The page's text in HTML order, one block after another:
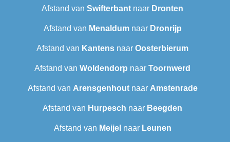
Afstand van Swifterbant naar Dronten
Afstand van Menaldumnaar Dronrijp
Afstand van Kantens naar Oosterbierum
Afstand van Woldendorp naar Toornwerd
Afstand van Arensgenhoutnaar Amstenrade
Afstand van Hurpesch naar Beegden
Afstand van Meijel naar Leunen